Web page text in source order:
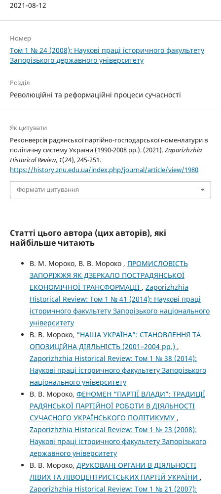
2021-08-12
Номер
Том 1 № 24 (2008): Наукові праці історичного факультету
Запорізького державного університету
Розділ
Революційні та реформаційні процеси сучасності
Як цитувати
Реконверсія радянської партійно-господарської номенлатури в
політичну систему України (1990-2008 рр.). (2021).Zaporizhzhia
Historical Review, 1(24), 245-251.
https://history.znu.edu.ua/index.php/journal/article/view/1980
Формати цитування
Статті цього автора (цих авторів), які
найбільше читають
В. М. Мороко, В. В. Мороко , ПРОМИСЛОВІСТЬ
ЗАПОРІЖЖЯ ЯК ДЗЕРКАЛО ПОСТРАДЯНСЬКОЇ
ЕКОНОМІЧНОЇ ТРАНСФОРМАЦІЇ , Zaporizhzhia
Historical Review: Том 1 № 41 (2014): Наукові праці
історичного факультету Запорізького національного
університету
В. В. Мороко, “НАША УКРАЇНА”: СТАНОВЛЕННЯ ТА
ОПОЗИЦІЙНА ДІЯЛЬНІСТЬ (2001–2004 рр.) ,
Zaporizhzhia Historical Review: Том 1 № 38 (2014):
Наукові праці історичного факультету Запорізького
національного університету
В. В. Мороко, ФЕНОМЕН “ПАРТІЇ ВЛАДИ”: ТРАДИЦІЇ
РАДЯНСЬКОЇ ПАРТІЙНОЇ РОБОТИ В ДІЯЛЬНОСТІ
СУЧАСНОГО УКРАЇНСЬКОГО ПОЛІТИКУМУ ,
Zaporizhzhia Historical Review: Том 1 № 23 (2008):
Наукові праці історичного факультету Запорізького
державного університету
В. В. Мороко, ДРУКОВАНІ ОРГАНИ В ДІЯЛЬНОСТІ
ЛІВИХ ТА ЛІВОЦЕНТРИСТСЬКИХ ПАРТІЙ УКРАЇНИ ,
Zaporizhzhia Historical Review: Том 1 № 21 (2007):